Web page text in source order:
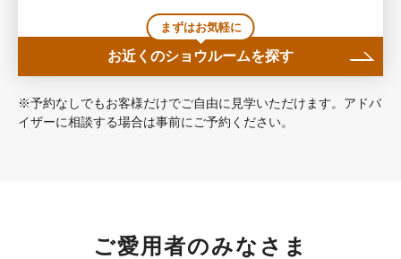
まずはお気軽に
お近くのショウルームを探す
※予約なしでもお客様だけでご自由に見学いただけます。アドバ
イザーに相談する場合は事前にご予約ください。
ご愛用者のみなさま